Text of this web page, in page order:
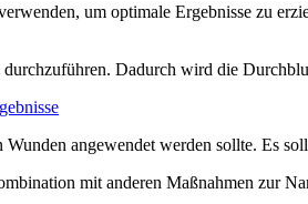
um optimale Ergebnisse zu
Dadurch wird die
angewendet werden sollte. Es
mit anderen Maßnahmen zur